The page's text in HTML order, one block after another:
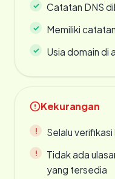
Catatan DNS
Memiliki
Usia domain di
Kekurangan
Selalu
Tidak ada
yang tersedia